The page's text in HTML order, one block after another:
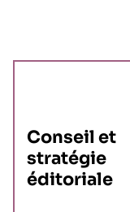
Conseil et
stratégie
éditoriale